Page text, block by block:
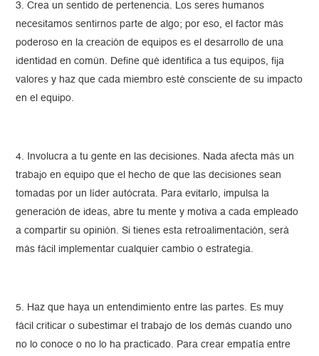
3. Crea un sentido de pertenencia. Los seres humanos
necesitamos sentirnos parte de algo; por eso, el factor más
poderoso en la creación de equipos es el desarrollo de una
identidad en común. Define qué identifica a tus equipos, fija
valores y haz que cada miembro esté consciente de su impacto
en el equipo.
4. Involucra a tu gente en las decisiones. Nada afecta más un
trabajo en equipo que el hecho de que las decisiones sean
tomadas por un líder autócrata. Para evitarlo, impulsa la
generación de ideas, abre tu mente y motiva a cada empleado
a compartir su opinión. Si tienes esta retroalimentación, será
más fácil implementar cualquier cambio o estrategia.
5. Haz que haya un entendimiento entre las partes. Es muy
fácil criticar o subestimar el trabajo de los demás cuando uno
no lo conoce o no lo ha practicado. Para crear empatía entre